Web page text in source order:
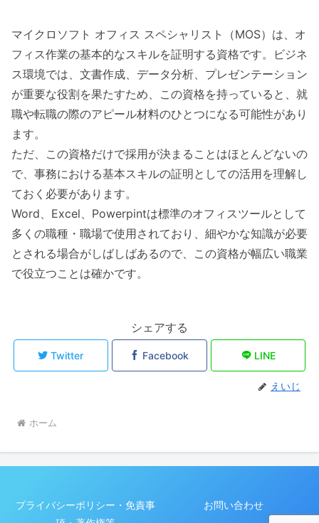
マイクロソフト オフィス スペシャリスト（MOS）は、オ
フィス作業の基本的なスキルを証明する資格です。ビジネ
ス環境では、文書作成、データ分析、プレゼンテーション
が重要な役割を果たすため、この資格を持っていると、就
職や転職の際のアピール材料のひとつになる可能性があり
ます。
ただ、この資格だけで採用が決まることはほとんどないの
で、事務における基本スキルの証明としての活用を理解し
ておく必要があります。
Word、Excel、Powerpintは標準のオフィスツールとして
多くの職種・職場で使用されており、細やかな知識が必要
とされる場合がしばしばあるので、この資格が幅広い職業
で役立つことは確かです。
シェアする
Twitter Facebook LINE
えいじ
ホーム
プライバシーポリシー・免責事
お問い合わせ